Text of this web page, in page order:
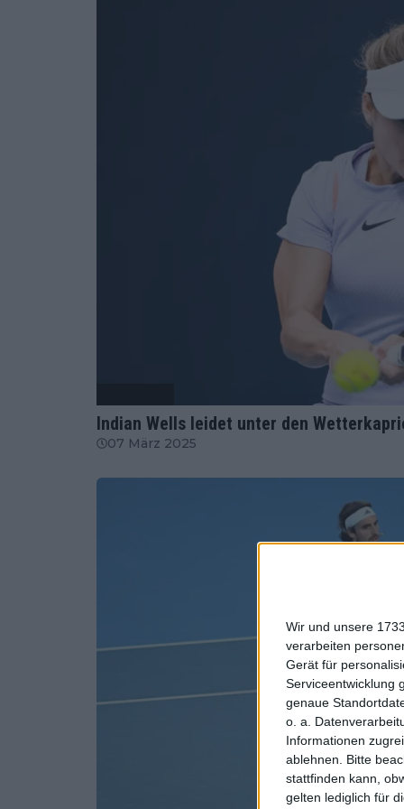
Wir und unsere
verarbeiten
Gerät für
Serviceentwicklung
genaue
o. a.
Informationen
ablehnen.
Bitte
stattfinden kann,
gelten lediglich für
Indian Wells leidet unter den
07 März 2025